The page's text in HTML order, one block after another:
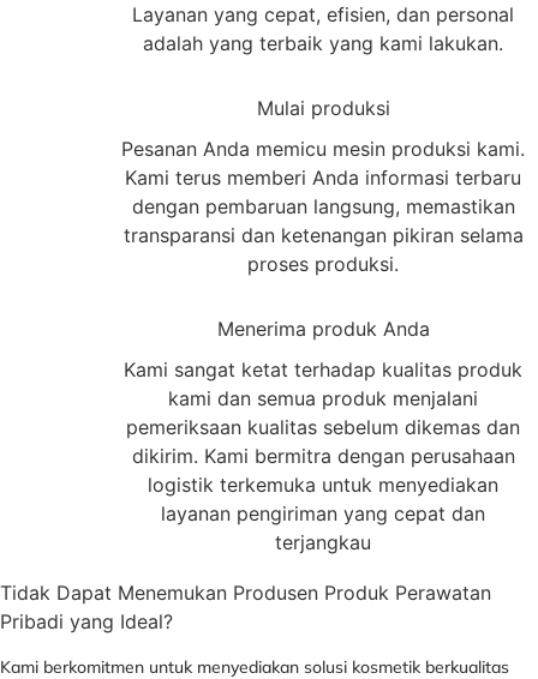
Layanan yang cepat, efisien, dan personal
adalah yang terbaik yang kami lakukan.
Mulai produksi
Pesanan Anda memicu mesin produksi kami.
Kami terus memberi Anda informasi terbaru
dengan pembaruan langsung, memastikan
transparansi dan ketenangan pikiran selama
proses produksi.
Menerima produk Anda
Kami sangat ketat terhadap kualitas produk
kami dan semua produk menjalani
pemeriksaan kualitas sebelum dikemas dan
dikirim. Kami bermitra dengan perusahaan
logistik terkemuka untuk menyediakan
layanan pengiriman yang cepat dan
terjangkau
Tidak Dapat Menemukan Produsen Produk Perawatan
Pribadi yang Ideal?
Kami berkomitmen untuk menyediakan solusi kosmetik berkualitas